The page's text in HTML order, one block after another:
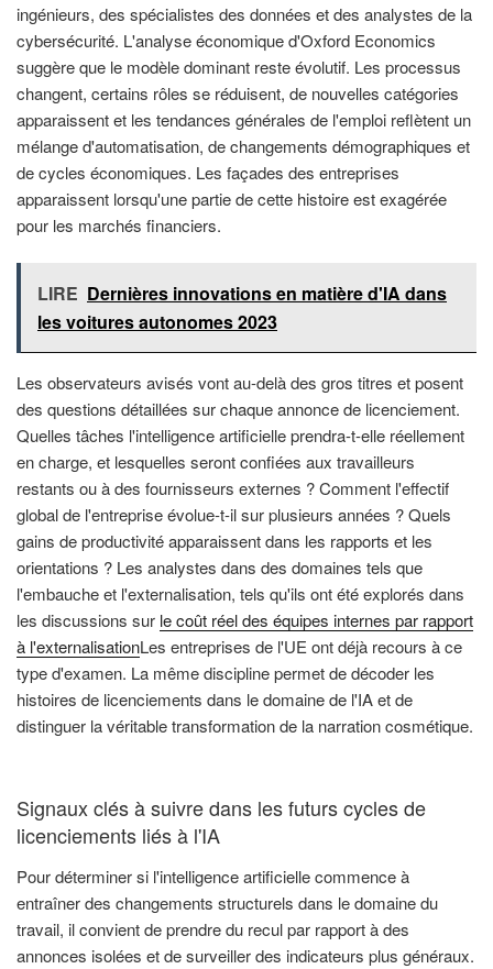
ingénieurs, des spécialistes des données et des analystes de la
cybersécurité. L'analyse économique d'Oxford Economics
suggère que le modèle dominant reste évolutif. Les processus
changent, certains rôles se réduisent, de nouvelles catégories
apparaissent et les tendances générales de l'emploi reflètent un
mélange d'automatisation, de changements démographiques et
de cycles économiques. Les façades des entreprises
apparaissent lorsqu'une partie de cette histoire est exagérée
pour les marchés financiers.
LIRE Dernières innovations en matière d'IA dans
les voitures autonomes 2023
Les observateurs avisés vont au-delà des gros titres et posent
des questions détaillées sur chaque annonce de licenciement.
Quelles tâches l'intelligence artificielle prendra-t-elle réellement
en charge, et lesquelles seront confiées aux travailleurs
restants ou à des fournisseurs externes ? Comment l'effectif
global de l'entreprise évolue-t-il sur plusieurs années ? Quels
gains de productivité apparaissent dans les rapports et les
orientations ? Les analystes dans des domaines tels que
l'embauche et l'externalisation, tels qu'ils ont été explorés dans
les discussions sur le coût réel des équipes internes par rapport
à l'externalisationLes entreprises de l'UE ont déjà recours à ce
type d'examen. La même discipline permet de décoder les
histoires de licenciements dans le domaine de l'IA et de
distinguer la véritable transformation de la narration cosmétique.
Signaux clés à suivre dans les futurs cycles de
licenciements liés à l'IA
Pour déterminer si l'intelligence artificielle commence à
entraîner des changements structurels dans le domaine du
travail, il convient de prendre du recul par rapport à des
annonces isolées et de surveiller des indicateurs plus généraux.